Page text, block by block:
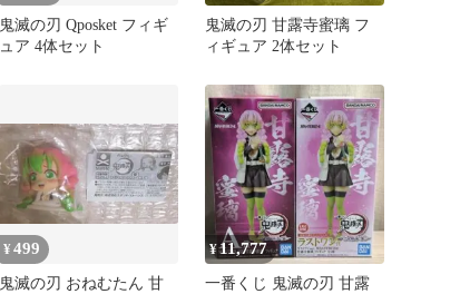
鬼滅の刃 Qposket フィギ
ュア 4体セット
鬼滅の刃 甘露寺蜜璃 フ
ィギュア 2体セット
¥499
鬼滅の刃 おねむたん 甘
¥11,777
一番くじ 鬼滅の刃 甘露